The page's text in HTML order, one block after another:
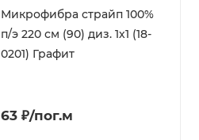
Микрофибра страйп 100%
п/э 220 см (90) диз. 1х1 (18-
0201) Графит
63 ₽/пог.м